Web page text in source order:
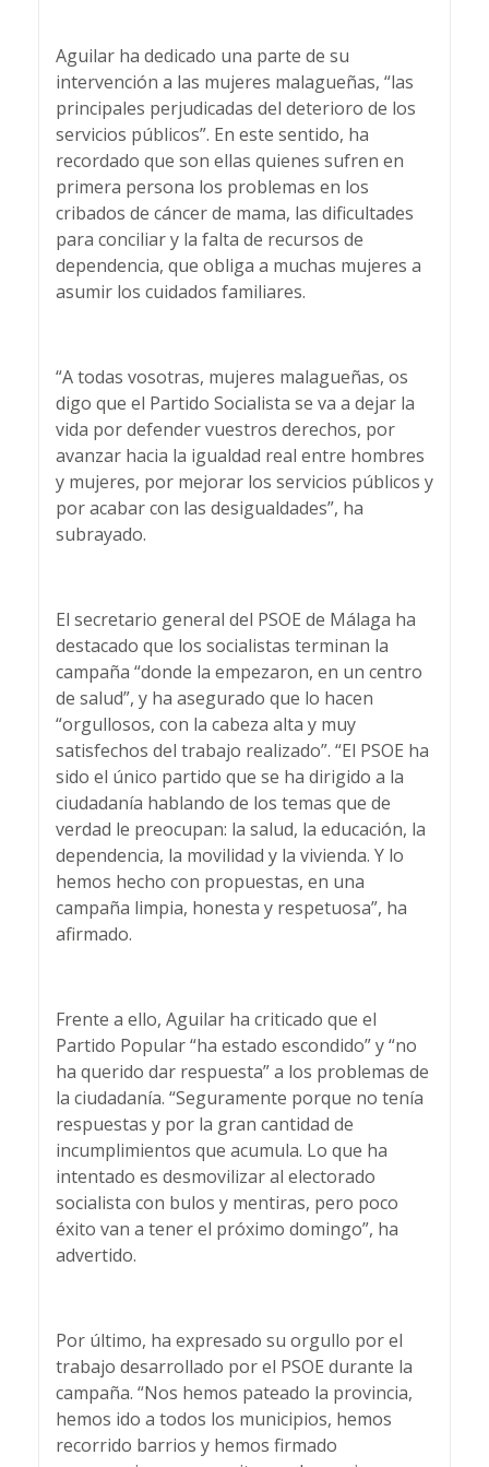
Aguilar ha dedicado una parte de su
intervención a las mujeres malagueñas, “las
principales perjudicadas del deterioro de los
servicios públicos”. En este sentido, ha
recordado que son ellas quienes sufren en
primera persona los problemas en los
cribados de cáncer de mama, las dificultades
para conciliar y la falta de recursos de
dependencia, que obliga a muchas mujeres a
asumir los cuidados familiares.
“A todas vosotras, mujeres malagueñas, os
digo que el Partido Socialista se va a dejar la
vida por defender vuestros derechos, por
avanzar hacia la igualdad real entre hombres
y mujeres, por mejorar los servicios públicos y
por acabar con las desigualdades”, ha
subrayado.
El secretario general del PSOE de Málaga ha
destacado que los socialistas terminan la
campaña “donde la empezaron, en un centro
de salud”, y ha asegurado que lo hacen
“orgullosos, con la cabeza alta y muy
satisfechos del trabajo realizado”. “El PSOE ha
sido el único partido que se ha dirigido a la
ciudadanía hablando de los temas que de
verdad le preocupan: la salud, la educación, la
dependencia, la movilidad y la vivienda. Y lo
hemos hecho con propuestas, en una
campaña limpia, honesta y respetuosa”, ha
afirmado.
Frente a ello, Aguilar ha criticado que el
Partido Popular “ha estado escondido” y “no
ha querido dar respuesta” a los problemas de
la ciudadanía. “Seguramente porque no tenía
respuestas y por la gran cantidad de
incumplimientos que acumula. Lo que ha
intentado es desmovilizar al electorado
socialista con bulos y mentiras, pero poco
éxito van a tener el próximo domingo”, ha
advertido.
Por último, ha expresado su orgullo por el
trabajo desarrollado por el PSOE durante la
campaña. “Nos hemos pateado la provincia,
hemos ido a todos los municipios, hemos
recorrido barrios y hemos firmado